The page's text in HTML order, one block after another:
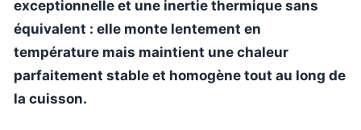
exceptionnelle et une inertie thermique sans
équivalent : elle monte lentement en
température mais maintient une chaleur
parfaitement stable et homogène tout au long de
la cuisson.